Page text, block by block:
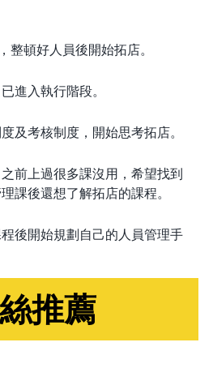
整頓好人員後開始拓店。
進入執行階段。
及考核制度，開始思考拓店。
前上過很多課沒用，希望找到
課後還想了解拓店的課程。
後開始規劃自己的人員管理手
推薦